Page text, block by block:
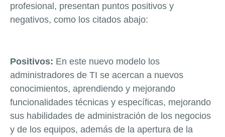
profesional, presentan puntos positivos y
negativos, como los citados abajo:
Positivos: En este nuevo modelo los
administradores de TI se acercan a nuevos
conocimientos, aprendiendo y mejorando
funcionalidades técnicas y específicas, mejorando
sus habilidades de administración de los negocios
y de los equipos, además de la apertura de la